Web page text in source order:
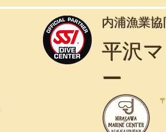
内浦漁業
平沢
ー